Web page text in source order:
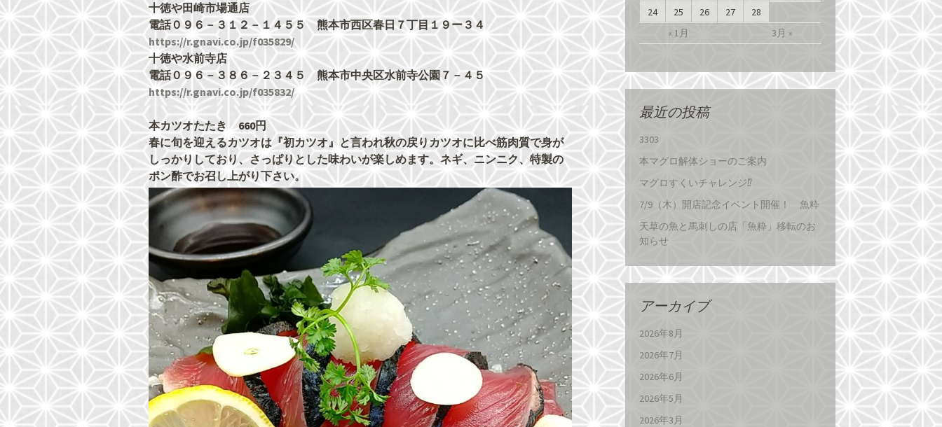
十徳や田崎市場通店
電話０９６－３１２－１４５５ 熊本市西区春日７丁目１９ー３４
https://r.gnavi.co.jp/f035829/
十徳や水前寺店
電話０９６－３８６－２３４５ 熊本市中央区水前寺公園７－４５
https://r.gnavi.co.jp/f035832/
本カツオたたき 660円
春に旬を迎えるカツオは『初カツオ』と言われ秋の戻りカツオに比べ筋肉質で身が
しっかりしており、さっぱりとした味わいが楽しめます。ネギ、ニンニク、特製の
ポン酢でお召し上がり下さい。
« 1月 3月 »
24
25 26 27 28
最近の投稿
3303
本マグロ解体ショーのご案内
マグロすくいチャレンジ⁉
7/9（木）開店記念イベント開催！ 魚粋
天草の魚と馬刺しの店「魚粋」移転のお
知らせ
アーカイブ
2026年8月
2026年7月
2026年6月
2026年5月
2026年3月